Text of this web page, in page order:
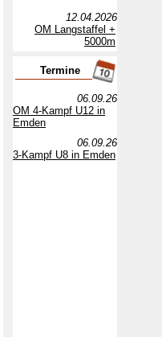
12.04.2026
OM Langstaffel +
5000m
Termine
06.09.26
OM 4-Kampf U12 in
Emden
06.09.26
3-Kampf U8 in Emden